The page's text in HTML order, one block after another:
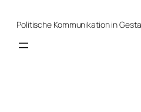
Politische Kommunikation in